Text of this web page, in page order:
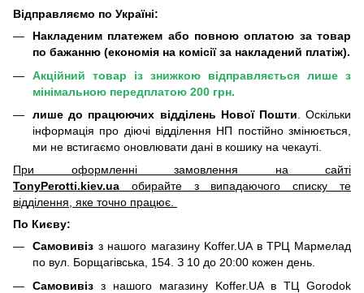
Відправляємо по Україні:
Накладеним платежем або повною оплатою за товар
по бажанню (економія на комісії за накладений платіж).
Акційний товар із знижкою відправляється лише з
мінімальною передплатою 200 грн.
лише до працюючих відділень Нової Пошти . Оскільки
інформація про діючі відділення НП постійно змінюється,
ми не встигаємо оновлювати дані в кошику на чекауті.
При оформленні замовлення на сайті
TonyPerotti.kiev.ua обирайте з випадаючого списку те
відділення, яке точно працює.
По Києву:
Самовивіз з нашого магазину Koffer.UA в ТРЦ Мармелад
по вул. Борщагівська, 154. З 10 до 20:00 кожен день.
Самовивіз з нашого магазину Koffer.UA в ТЦ Gorodok